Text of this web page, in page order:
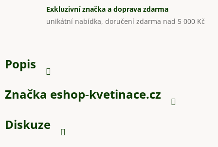
Exkluzivní značka a doprava zdarma
unikátní nabídka, doručení zdarma nad 5 000 Kč
Popis
Značka eshop-kvetinace.cz
Diskuze